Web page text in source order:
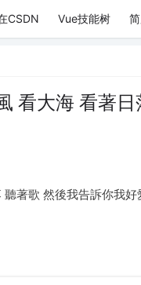
CSDN Vue技能树
看大海 看著
著歌 然後我告訴你我好